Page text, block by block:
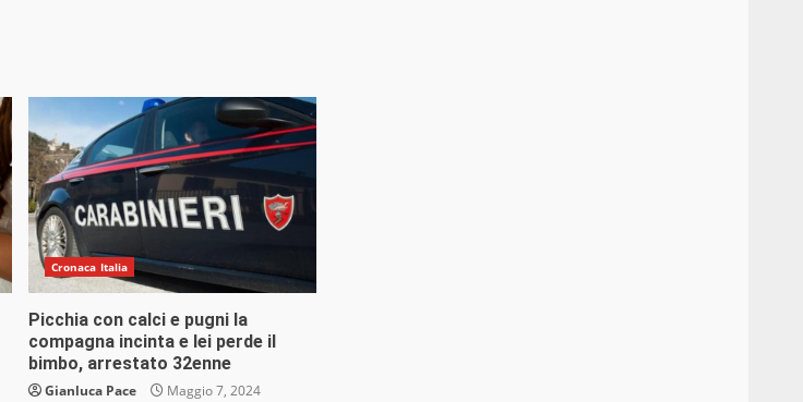
Cronaca Italia
Picchia con calci e pugni la
compagna incinta e lei perde il
bimbo, arrestato 32enne
Gianluca Pace Maggio 7, 2024